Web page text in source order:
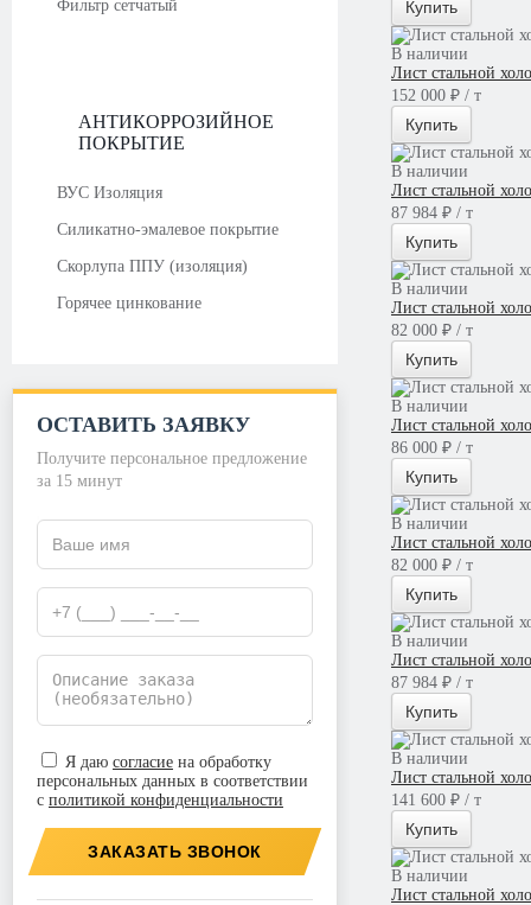
Фильтр сетчатый
АНТИКОРРОЗИЙНОЕ
ПОКРЫТИЕ
ВУС Изоляция
Силикатно-эмалевое покрытие
Скорлупа ППУ (изоляция)
Горячее цинкование
ОСТАВИТЬ ЗАЯВКУ
Получите персональное предложение
за 15 минут
Я даю согласие на обработку
персональных данных в соответствии
с политикой конфиденциальности
ЗАКАЗАТЬ ЗВОНОК
Купить
В наличии
Лист стальной
152 000 ₽ / т
Купить
В наличии
Лист стальной
87 984 ₽ / т
Купить
В наличии
Лист стальной
82 000 ₽ / т
Купить
В наличии
Лист стальной
86 000 ₽ / т
Купить
В наличии
Лист стальной
82 000 ₽ / т
Купить
В наличии
Лист стальной
87 984 ₽ / т
Купить
В наличии
Лист стальной
141 600 ₽ / т
Купить
В наличии
Лист стальной